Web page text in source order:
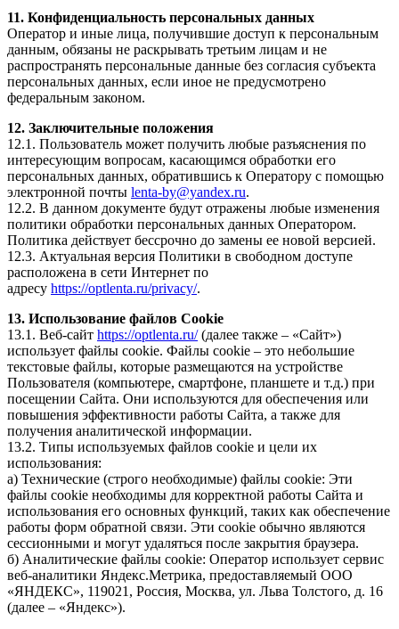
11. Конфиденциальность персональных данных
Оператор и иные лица, получившие доступ к персональным
данным, обязаны не раскрывать третьим лицам и не
распространять персональные данные без согласия субъекта
персональных данных, если иное не предусмотрено
федеральным законом.
12. Заключительные положения
12.1. Пользователь может получить любые разъяснения по
интересующим вопросам, касающимся обработки его
персональных данных, обратившись к Оператору с помощью
электронной почты lenta-by@yandex.ru.
12.2. В данном документе будут отражены любые изменения
политики обработки персональных данных Оператором.
Политика действует бессрочно до замены ее новой версией.
12.3. Актуальная версия Политики в свободном доступе
расположена в сети Интернет по
адресу https://optlenta.ru/privacy/.
13. Использование файлов Cookie
13.1. Веб-сайт https://optlenta.ru/(далее также – «Сайт»)
использует файлы cookie. Файлы cookie – это небольшие
текстовые файлы, которые размещаются на устройстве
Пользователя (компьютере, смартфоне, планшете и т.д.) при
посещении Сайта. Они используются для обеспечения или
повышения эффективности работы Сайта, а также для
получения аналитической информации.
13.2. Типы используемых файлов cookie и цели их
использования:
а) Технические (строго необходимые) файлы cookie: Эти
файлы cookie необходимы для корректной работы Сайта и
использования его основных функций, таких как обеспечение
работы форм обратной связи. Эти cookie обычно являются
сессионными и могут удаляться после закрытия браузера.
б) Аналитические файлы cookie: Оператор использует сервис
веб-аналитики Яндекс.Метрика, предоставляемый ООО
«ЯНДЕКС», 119021, Россия, Москва, ул. Льва Толстого, д. 16
(далее – «Яндекс»).